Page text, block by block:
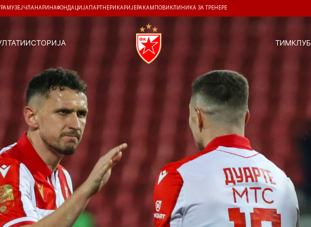
МУЗЕЈ ЧЛАНАРИНАФОНДАЦИЈА ПАРТНЕРИ КАРИЈЕРА КАМПОВИ КЛИНИКА ЗА ТРЕНЕРЕ
ИСТОРИЈА ТИМКЛУБ